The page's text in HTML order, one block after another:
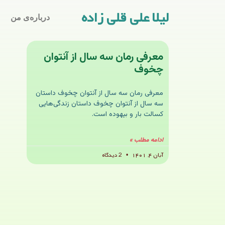
لیلا علی قلی زاده درباره‌ی من
معرفی رمان سه سال از آنتوان
چخوف
معرفی رمان سه سال از آنتوان چخوف داستان
سه سال از آنتوان چخوف داستان زندگی‌هایی
کسالت بار و بیهوده است.
ادامه مطلب »
آبان ۴, ۱۴۰۱